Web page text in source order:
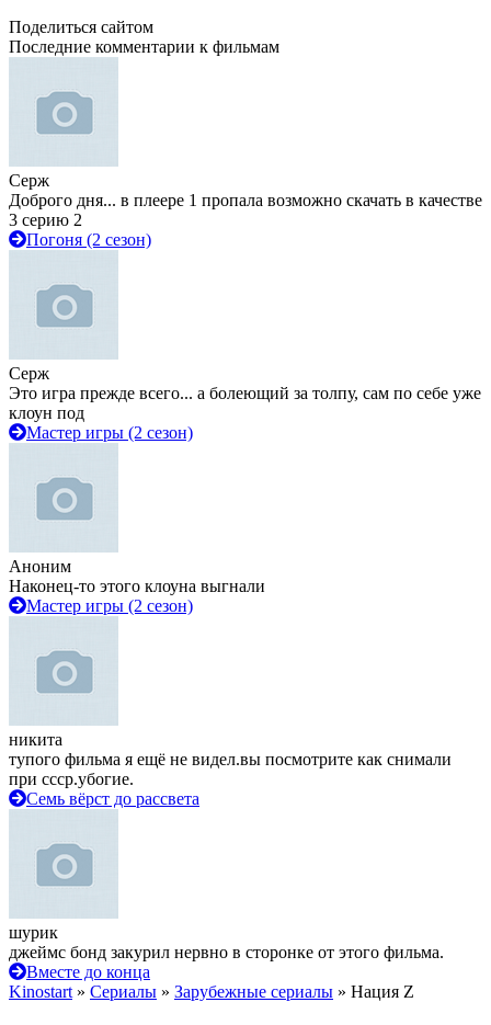
Поделиться сайтом
Последние комментарии к фильмам
Серж
Доброго дня... в плеере 1 пропала возможно скачать в качестве
3 серию 2
Погоня (2 сезон)
Серж
Это игра прежде всего... а болеющий за толпу, сам по себе уже
клоун под
Мастер игры (2 сезон)
Аноним
Наконец-то этого клоуна выгнали
Мастер игры (2 сезон)
никита
тупого фильма я ещё не видел.вы посмотрите как снимали
при ссср.убогие.
Семь вёрст до рассвета
шурик
джеймс бонд закурил нервно в сторонке от этого фильма.
Вместе до конца
Kinostart » Сериалы » Зарубежные сериалы » Нация Z